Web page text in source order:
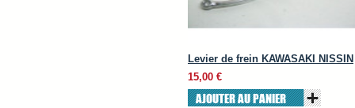
Levier de frein KAWASAKI NISSIN
15,00 €
AJOUTER AU PANIER